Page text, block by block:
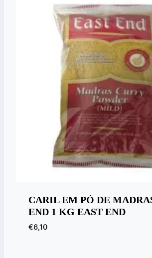
CARIL EM PÓ DE
END 1 KG EAST END
€6,10